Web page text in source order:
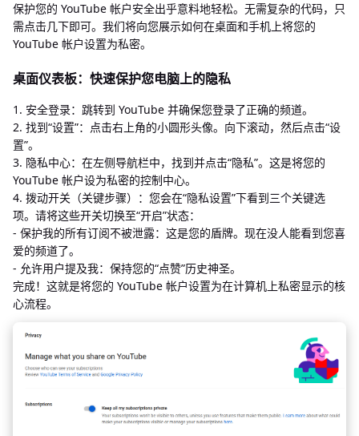
保护您的 YouTube 帐户安全出乎意料地轻松。无需复杂的代码，只
需点击几下即可。我们将向您展示如何在桌面和手机上将您的
YouTube 帐户设置为私密。
桌面仪表板：快速保护您电脑上的隐私
1. 安全登录：跳转到 YouTube 并确保您登录了正确的频道。
2. 找到“设置”：点击右上角的小圆形头像。向下滚动，然后点击“设
置”。
3. 隐私中心：在左侧导航栏中，找到并点击“隐私”。这是将您的
YouTube 帐户设为私密的控制中心。
4. 拨动开关（关键步骤）：您会在“隐私设置”下看到三个关键选
项。请将这些开关切换至“开启”状态：
- 保护我的所有订阅不被泄露：这是您的盾牌。现在没人能看到您喜
爱的频道了。
- 允许用户提及我：保持您的“点赞”历史神圣。
完成！这就是将您的 YouTube 帐户设置为在计算机上私密显示的核
心流程。